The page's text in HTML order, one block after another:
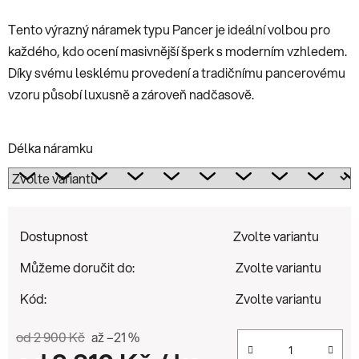
Tento výrazný náramek typu Pancer je ideální volbou pro
každého, kdo ocení masivnější šperk s moderním vzhledem.
Díky svému lesklému provedení a tradičnímu pancerovému
vzoru působí luxusně a zároveň nadčasově.
Délka náramku
Dostupnost
Zvolte variantu
Můžeme doručit do:
Zvolte variantu
Kód:
Zvolte variantu
od 2 900 Kč až –21 %